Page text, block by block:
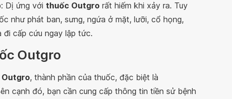
Dị ứng với thuốc Outgro rất hiếm khi xảy ra. Tuy
như phát ban, sưng, ngứa ở mặt, lưỡi, cổ họng,
cấp cứu ngay lập tức.
Outgro
Outgro, thành phần của thuốc, đặc biệt là
cạnh đó, bạn cần cung cấp thông tin tiền sử bệnh